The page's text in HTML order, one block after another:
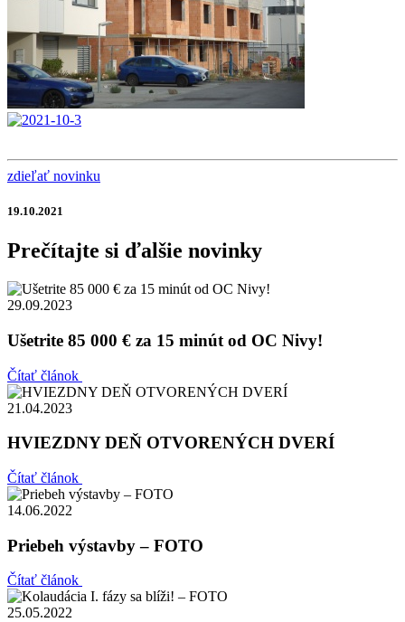
zdieľať novinku
19.10.2021
Prečítajte si ďalšie novinky
29.09.2023
Ušetrite 85 000 € za 15 minút od OC Nivy!
Čítať článok
21.04.2023
HVIEZDNY DEŇ OTVORENÝCH DVERÍ
Čítať článok
14.06.2022
Priebeh výstavby – FOTO
Čítať článok
25.05.2022